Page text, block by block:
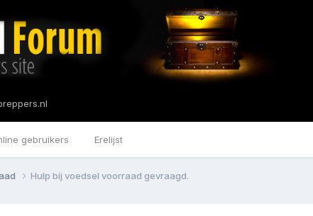
gebruikers Erelijst
Hulp bij voedsel voorraad gevraagd.